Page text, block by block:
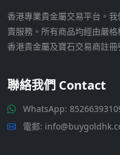
香港專業貴金屬交易平台。
賣服務。所有商品均經由嚴
香港貴金屬及寶石交易商註冊
聯絡我們 Contact
WhatsApp:
電郵: